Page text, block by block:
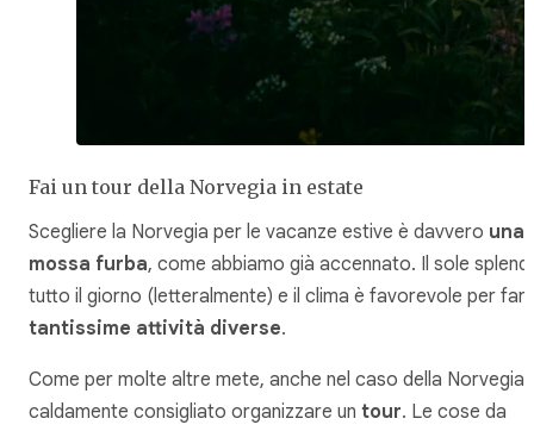
Fai un tour della Norvegia in estate
Scegliere la Norvegia per le vacanze estive è davvero una
mossa furba, come abbiamo già accennato. Il sole
tutto il giorno (letteralmente) e il clima è favorevole per
tantissime attività diverse.
Come per molte altre mete, anche nel caso della Norvegia
caldamente consigliato organizzare un tour. Le cose da